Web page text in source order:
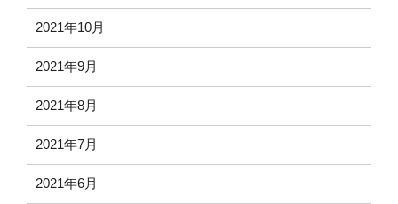
2021年10月
2021年9月
2021年8月
2021年7月
2021年6月